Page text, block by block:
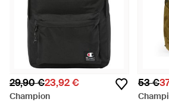
29,90 €23,92 €
Champion
53 €